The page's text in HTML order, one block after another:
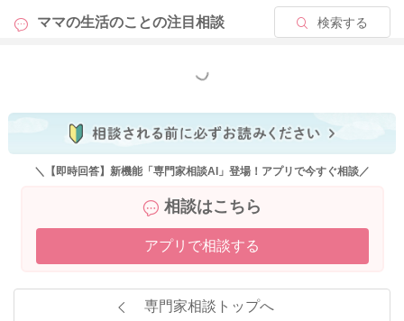
ママの生活のことの注目相談 検索する
もっと見る
＼【即時回答】新機能「専門家相談AI」登場！アプリで今すぐ相談／
相談はこちら
アプリで相談する
専門家相談トップへ